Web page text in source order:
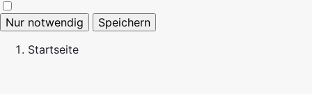
Nur notwendig
Speichern
Startseite
Dein Partner für nationale Textilien